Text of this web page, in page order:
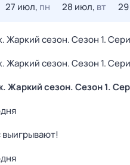
27 июл, пн 28 июл, вт
Жаркий сезон. Сезон 1.
Жаркий сезон. Сезон 1.
Жаркий сезон. Сезон 1.
выигрывают!